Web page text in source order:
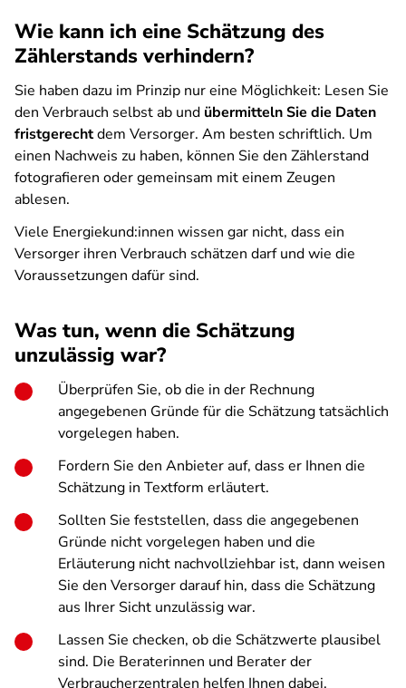
Wie kann ich eine Schätzung des
Zählerstands verhindern?
Sie haben dazu im Prinzip nur eine Möglichkeit: Lesen Sie
den Verbrauch selbst ab und übermitteln Sie die Daten
fristgerechtdem Versorger. Am besten schriftlich. Um
einen Nachweis zu haben, können Sie den Zählerstand
fotografieren oder gemeinsam mit einem Zeugen
ablesen.
Viele Energiekund:innen wissen gar nicht, dass ein
Versorger ihren Verbrauch schätzen darf und wie die
Voraussetzungen dafür sind.
Was tun, wenn die Schätzung
unzulässig war?
Überprüfen Sie, ob die in der Rechnung
angegebenen Gründe für die Schätzung tatsächlich
vorgelegen haben.
Fordern Sie den Anbieter auf, dass er Ihnen die
Schätzung in Textform erläutert.
Sollten Sie feststellen, dass die angegebenen
Gründe nicht vorgelegen haben und die
Erläuterung nicht nachvollziehbar ist, dann weisen
Sie den Versorger darauf hin, dass die Schätzung
aus Ihrer Sicht unzulässig war.
Lassen Sie checken, ob die Schätzwerte plausibel
sind. Die Beraterinnen und Berater der
Verbraucherzentralen helfen Ihnen dabei.